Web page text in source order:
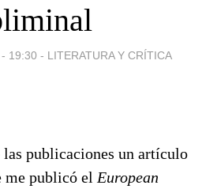
19:30 - LITERATURA Y CRÍTICA
las publicaciones un artículo
me publicó el European